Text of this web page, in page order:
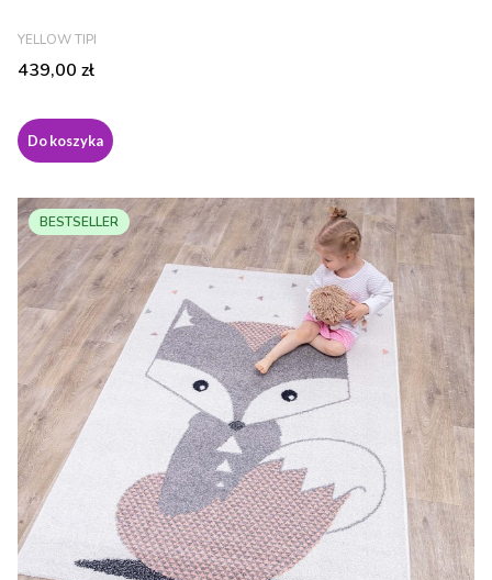
PRODUCENT
YELLOW TIPI
Cena
439,00 zł
Do koszyka
BESTSELLER